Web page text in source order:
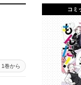
1巻から
コミ